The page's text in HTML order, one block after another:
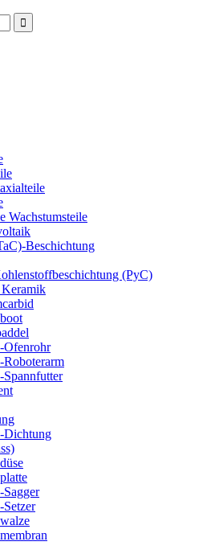
Wachstumsteile
Beschichtung
(PyC)
Ofenrohr
Dichtung